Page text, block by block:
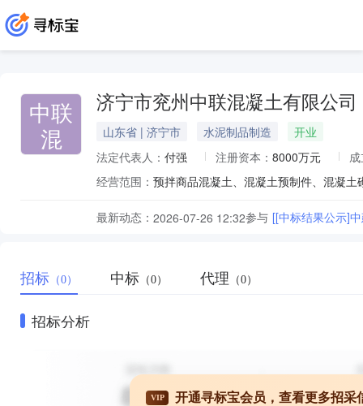
中联
混
济宁市兖州中联混凝土有限公司
山东省 | 济宁市 水泥制品制造
开业
法定代表人： 付强 注册资本： 8000万元
经营范围：
最新动态： 2026-07-26 12:32参与 [[中标结果公示]
招标 （0） 中标 （0） 代理 （0）
招标分析
VIP 开通寻标宝会员，查看更多招采